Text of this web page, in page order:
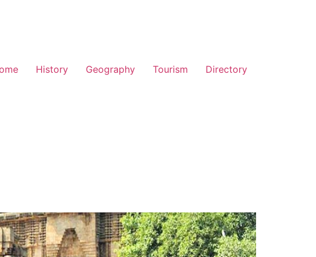
History Geography Tourism Directory